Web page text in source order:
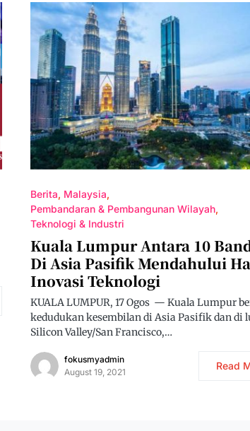
Berita Malaysia
Pembandaran & Pembangunan Wilayah
Teknologi & Industri
Kuala Lumpur Antara 10
Di Asia Pasifik Mendahului
Inovasi Teknologi
KUALA LUMPUR, 17 Ogos — Kuala Lumpur
kedudukan kesembilan di Asia Pasifik dan di
Silicon Valley/San Francisco,…
fokusmyadmin
August 19, 2021
Read